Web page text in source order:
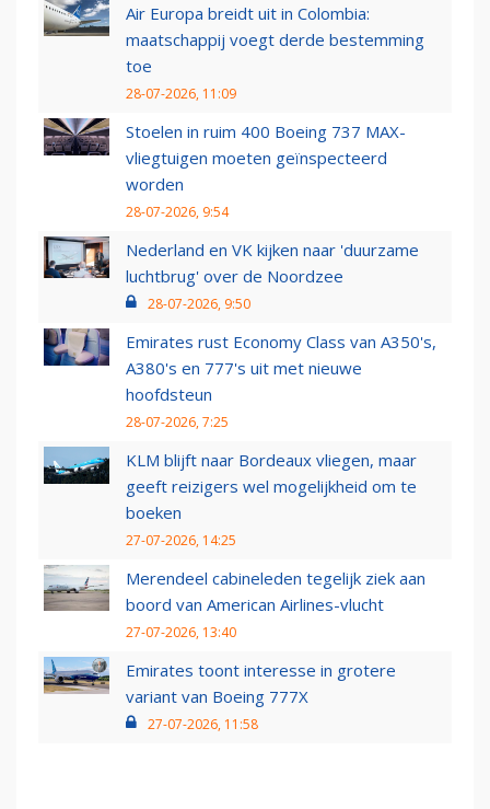
Air Europa breidt uit in Colombia:
maatschappij voegt derde bestemming
toe
28-07-2026, 11:09
Stoelen in ruim 400 Boeing 737 MAX-
vliegtuigen moeten geïnspecteerd
worden
28-07-2026, 9:54
Nederland en VK kijken naar 'duurzame
luchtbrug' over de Noordzee
28-07-2026, 9:50
Emirates rust Economy Class van A350's,
A380's en 777's uit met nieuwe
hoofdsteun
28-07-2026, 7:25
KLM blijft naar Bordeaux vliegen, maar
geeft reizigers wel mogelijkheid om te
boeken
27-07-2026, 14:25
Merendeel cabineleden tegelijk ziek aan
boord van American Airlines-vlucht
27-07-2026, 13:40
Emirates toont interesse in grotere
variant van Boeing 777X
27-07-2026, 11:58